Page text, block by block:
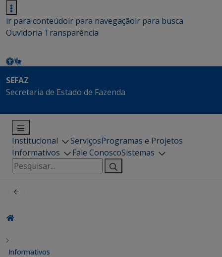
ir para conteúdoir para navegaçãoir para busca
Ouvidoria Transparência
SEFAZ
Secretaria de Estado de Fazenda
Institucional ServiçosProgramas e Projetos
Informativos
Fale ConoscoSistemas
Pesquisar
por:
Informativos